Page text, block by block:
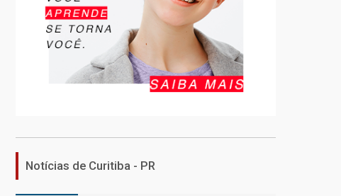
Notícias de Curitiba - PR